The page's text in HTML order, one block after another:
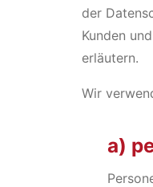
der
Kunden
erläutern.
Wir
a)